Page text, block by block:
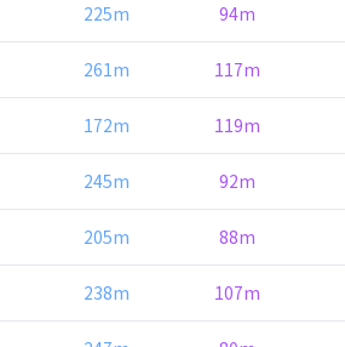
225m 94m
261m 117m
172m 119m
245m 92m
205m 88m
238m 107m